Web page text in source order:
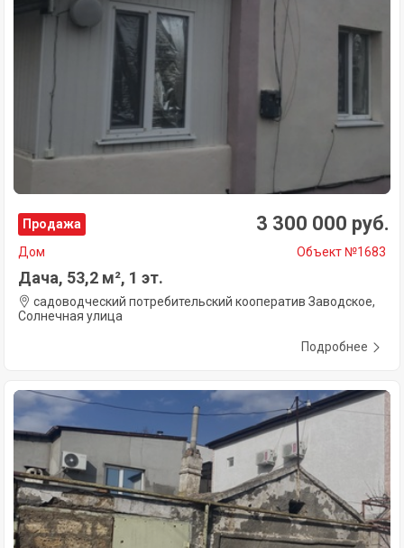
Продажа 3 300 000 руб.
Дом Объект №1683
Дача, 53,2 м², 1 эт.
садоводческий потребительский кооператив Заводское,
Солнечная улица
Подробнее